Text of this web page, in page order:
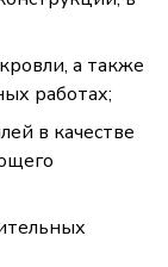
а также
работах;
в качестве